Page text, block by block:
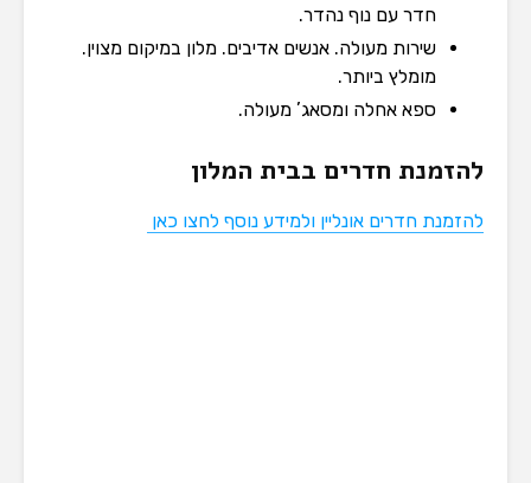
חדר עם נוף נהדר.
שירות מעולה. אנשים אדיבים. מלון במיקום מצוין.
מומלץ ביותר.
ספא אחלה ומסאג’ מעולה.
להזמנת חדרים בבית המלון
להזמנת חדרים אונליין ולמידע נוסף לחצו כאן